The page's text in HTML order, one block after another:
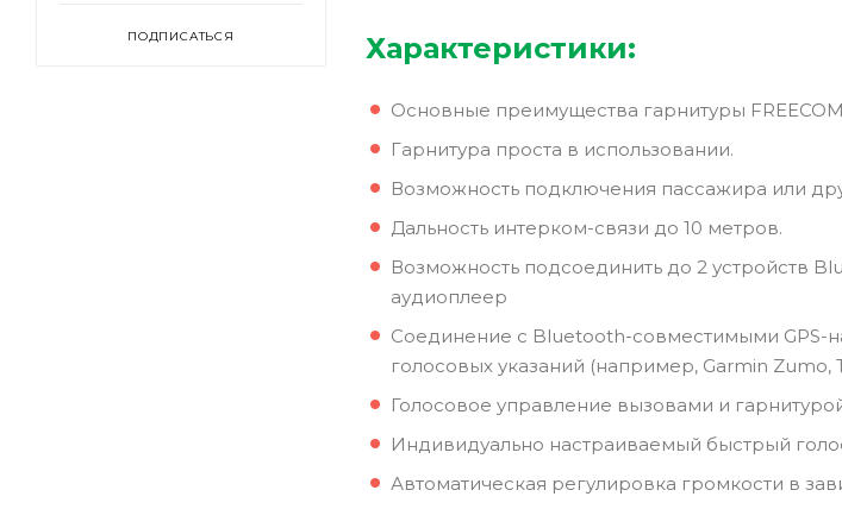
Характеристики:
Основные преимущества гарнитуры FREECOM
Гарнитура проста в использовании.
Возможность подключения пассажира или
Дальность интерком-связи до 10 метров.
Возможность подсоединить до 2 устройств
аудиоплеер
Соединение с Bluetooth-совместимыми GPS-
голосовых указаний (например, Garmin Zumo,
Голосовое управление вызовами и
Индивидуально настраиваемый быстрый
Автоматическая регулировка громкости в
ПОДПИСАТЬСЯ